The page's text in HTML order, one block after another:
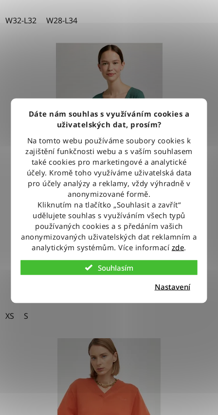
Dáte nám souhlas s využíváním cookies a
uživatelských dat, prosím?
Na tomto webu používáme soubory cookies k
zajištění funkčnosti webu a s vaším souhlasem
také cookies pro marketingové a analytické
účely. Kromě toho využíváme uživatelská data
pro účely analýzy a reklamy, vždy výhradně v
anonymizované formě.
Kliknutím na tlačítko „Souhlasit a zavřít“
udělujete souhlas s využíváním všech typů
používaných cookies a s předáním vašich
anonymizovaných uživatelských dat reklamním a
analytickým systémům. Více informací zde.
Souhlasím
Nastavení
W32-L32 W28-L34
Tričko Lee HENLEY EVERGREEN
980 Kč
DETAIL
XS S